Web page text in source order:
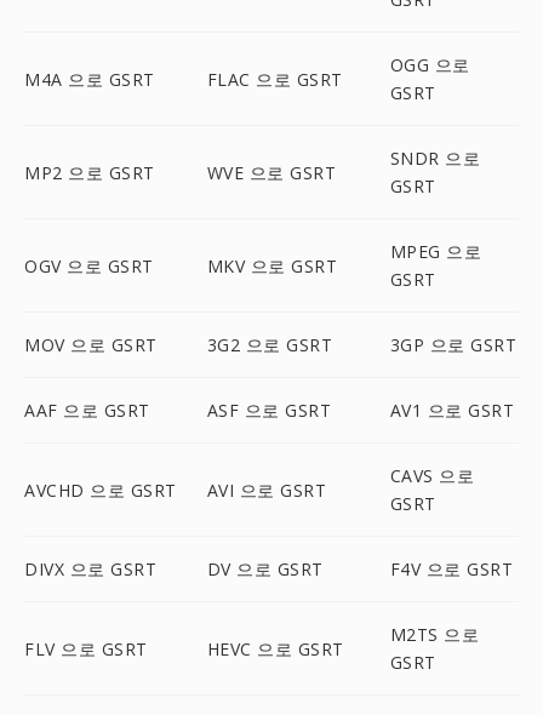
M4A 으로 GSRT FLAC 으로 GSRT
OGG 으로
GSRT
MP2 으로 GSRT WVE 으로 GSRT
SNDR 으로
GSRT
OGV 으로 GSRT MKV 으로 GSRT
MPEG 으로
GSRT
MOV 으로 GSRT 3G2 으로 GSRT 3GP 으로 GSRT
AAF 으로 GSRT ASF 으로 GSRT AV1 으로 GSRT
AVCHD 으로 GSRT AVI 으로 GSRT
CAVS 으로
GSRT
DIVX 으로 GSRT DV 으로 GSRT F4V 으로 GSRT
FLV 으로 GSRT HEVC 으로 GSRT
M2TS 으로
GSRT